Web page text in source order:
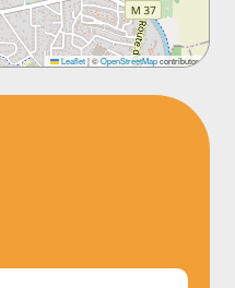
Leaflet |©OpenStreetMapcontributors